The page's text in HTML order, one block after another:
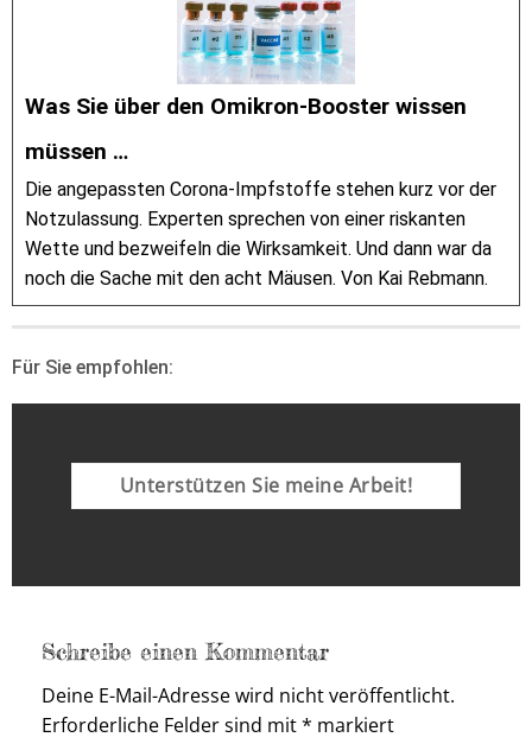
Was Sie über den Omikron-Booster wissen
müssen …
Die angepassten Corona-Impfstoffe stehen kurz vor der
Notzulassung. Experten sprechen von einer riskanten
Wette und bezweifeln die Wirksamkeit. Und dann war da
noch die Sache mit den acht Mäusen. Von Kai Rebmann.
Für Sie empfohlen:
Unterstützen Sie meine Arbeit!
Schreibe einen Kommentar
Deine E-Mail-Adresse wird nicht veröffentlicht.
Erforderliche Felder sind mit* markiert